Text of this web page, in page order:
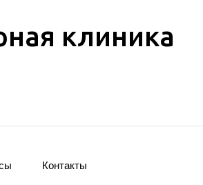
клиника
Контакты